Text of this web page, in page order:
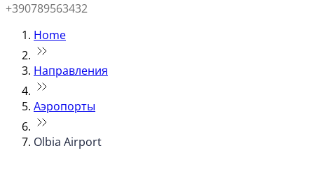
+390789563432
Home
Направления
Аэропорты
Olbia Airport